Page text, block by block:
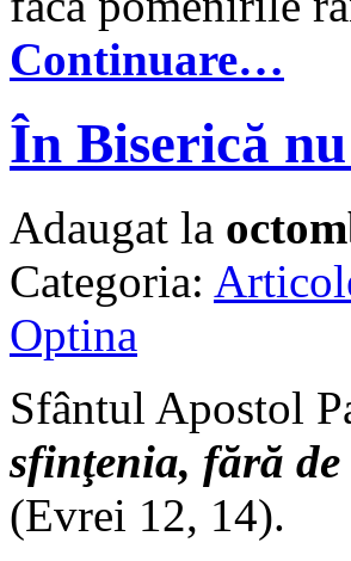
Continuare…
În Biserică
Adaugat la
Categoria:
Optina
Sfântul Apostol
sfinţenia, fără
(Evrei 12, 14).